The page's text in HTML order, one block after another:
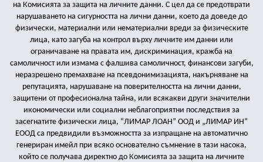
на Комисията за защита на личните данни. С цел да се предотврати
нарушаването на сигурността на лични данни, което да доведе до
физически, материални или нематериални вреди за физическите
лица, като загуба на контрол върху личните им данни или
ограничаване на правата им, дискриминация, кражба на
самоличност или измама с фалшива самоличност, финансови загуби,
неразрешено премахване на псевдонимизацията, накърняване на
репутацията, нарушаване на поверителността на лични данни,
защитени от професионална тайна, или всякакви други значителни
икономически или социални неблагоприятни последствия за
засегнатите физически лица, “ЛИМАР ЛОАН” ООД и „ЛИМАР ИН“
ЕООД са предвидили възможността за изпращане на автоматично
генериран имейл при всяко основателно съмнение в тази насока,
който се получава директно до Комисията за защита на личните